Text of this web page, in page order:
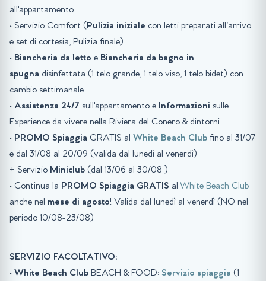
all'appartamento
• Servizio Comfort (Pulizia iniziale con letti preparati all’arrivo
e set di cortesia, Pulizia finale)
• Biancheria da letto e Biancheria da bagno in
spugna disinfettata (1 telo grande, 1 telo viso, 1 telo bidet) con
cambio settimanale
• Assistenza 24/7 sull'appartamento e Informazioni sulle
Experience da vivere nella Riviera del Conero & dintorni
• PROMO Spiaggia GRATIS al White Beach Club fino al 31/07
e dal 31/08 al 20/09 (valida dal lunedì al venerdì)
+ Servizio Miniclub (dal 13/06 al 30/08 )
• Continua la PROMO Spiaggia GRATIS al White Beach Club
anche nel mese di agosto! Valida dal lunedì al venerdì (NO nel
periodo 10/08-23/08)
SERVIZIO FACOLTATIVO:
• White Beach Club BEACH & FOOD: Servizio spiaggia (1